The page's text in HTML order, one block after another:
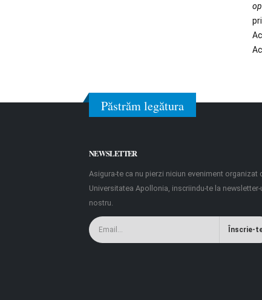
Păstrăm legătura
NEWSLETTER
Asigura-te ca nu pierzi niciun eveniment organizat
Universitatea Apollonia, inscriindu-te la newsletter-
nostru.